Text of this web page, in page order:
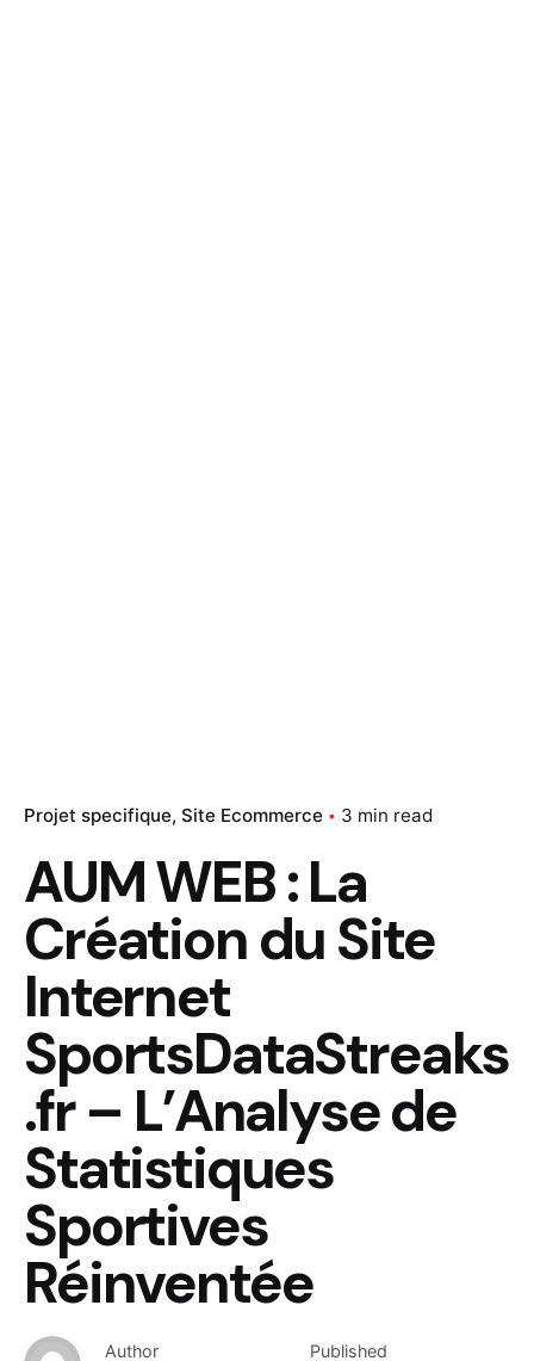
Projet specifique Site Ecommerce 3 min read
AUM WEB : La
Création du Site
Internet
SportsDataStreaks
.fr – L’Analyse de
Statistiques
Sportives
Réinventée
Author Published